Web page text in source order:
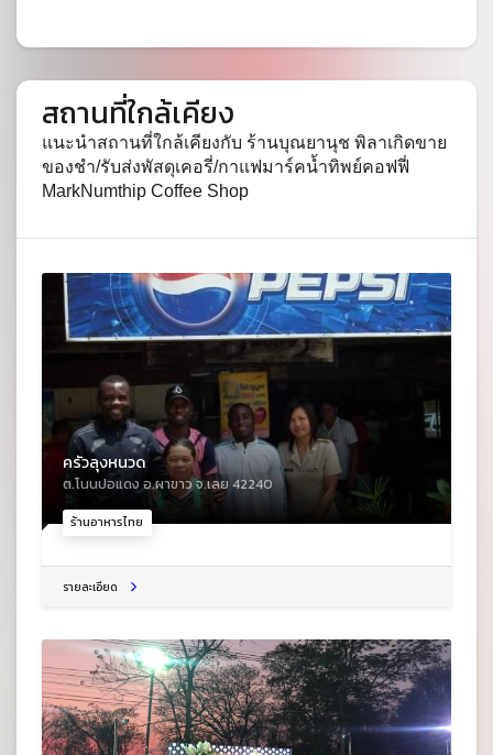
สถานที่ใกล้เคียง
แนะนำสถานที่ใกล้เคียงกับ ร้านบุณยานุช พิลาเกิดขาย
ของชำ/รับส่งพัสดุเคอรี่/กาแฟมาร์คน้ำทิพย์คอฟฟี่
MarkNumthip Coffee Shop
ร้านอาหารไทย
ครัวลุงหนวด
ต.โนนปอแดง อ.ผาขาว จ.เลย 42240
รายละเอียด